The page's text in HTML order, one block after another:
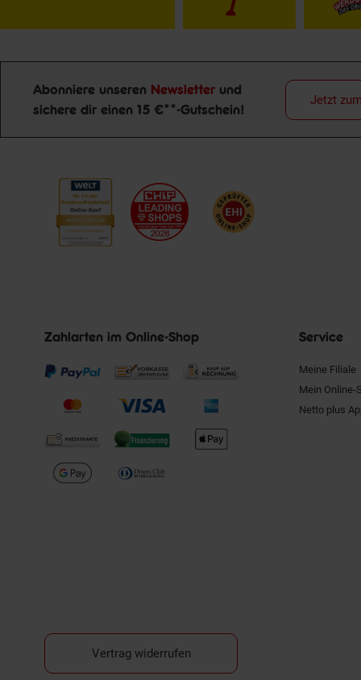
Newsletter Anmeldung
Abonniere unseren Newsletter und
sichere dir einen 15 €**-Gutschein!
Jetzt
Zahlarten im Online-Shop Service
Meine Filiale
Mein Online-
Netto plus
Vertrag widerrufen